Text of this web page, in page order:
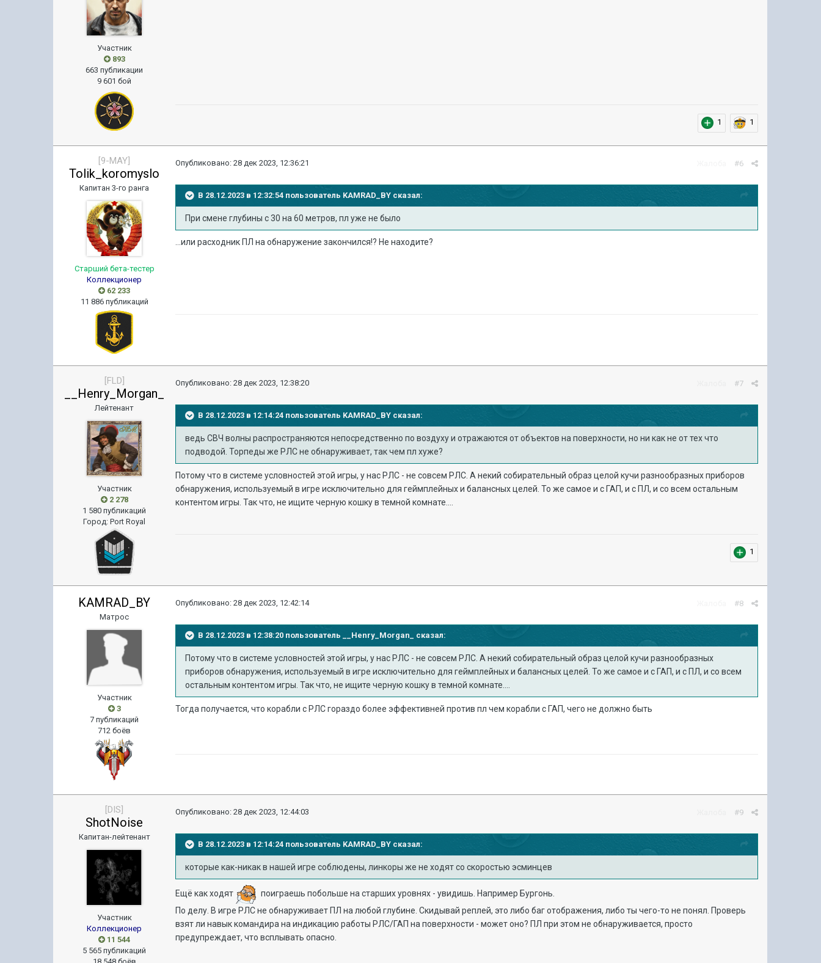
Участник
893
663 публикации
9 601 бой
1 1
[9-MAY]
Tolik_koromyslo
Капитан 3-го ранга
Старший бета-тестер
Коллекционер
62 233
11 886 публикаций
#6
Опубликовано:28 дек 2023, 12:36:21
В 28.12.2023 в 12:32:54 пользователь KAMRAD_BY сказал:
При смене глубины с 30 на 60 метров, пл уже не было
...или расходник ПЛ на обнаружение закончился!? Не находите?
[FLD]
__Henry_Morgan_
Лейтенант
Участник
2 278
1 580 публикаций
Город:Port Royal
#7
Опубликовано:28 дек 2023, 12:38:20
В 28.12.2023 в 12:14:24 пользователь KAMRAD_BY сказал:
ведь СВЧ волны распространяются непосредственно по воздуху и отражаются от объектов на поверхности, но ни как не от тех что
подводой. Торпеды же РЛС не обнаруживает, так чем пл хуже?
Потому что в системе условностей этой игры, у нас РЛС - не совсем РЛС. А некий собирательный образ целой кучи разнообразных приборов
обнаружения, используемый в игре исключительно для геймплейных и балансных целей. То же самое и с ГАП, и с ПЛ, и со всем остальным
контентом игры. Так что, не ищите черную кошку в темной комнате....
1
KAMRAD_BY
Матрос
Участник
3
7 публикаций
712 боёв
#8
Опубликовано:28 дек 2023, 12:42:14
В 28.12.2023 в 12:38:20 пользователь __Henry_Morgan_ сказал:
Потому что в системе условностей этой игры, у нас РЛС - не совсем РЛС. А некий собирательный образ целой кучи разнообразных
приборов обнаружения, используемый в игре исключительно для геймплейных и балансных целей. То же самое и с ГАП, и с ПЛ, и со всем
остальным контентом игры. Так что, не ищите черную кошку в темной комнате....
Тогда получается, что корабли с РЛС гораздо более эффективней против пл чем корабли с ГАП, чего не должно быть
[DIS]
ShotNoise
Капитан-лейтенант
Участник
Коллекционер
11 544
5 565 публикаций
#9
Опубликовано:28 дек 2023, 12:44:03
В 28.12.2023 в 12:14:24 пользователь KAMRAD_BY сказал:
которые как-никак в нашей игре соблюдены, линкоры же не ходят со скоростью эсминцев
Ещё как ходят
поиграешь побольше на старших уровнях - увидишь. Например Бургонь.
По делу. В игре РЛС не обнаруживает ПЛ на любой глубине. Скидывай реплей, это либо баг отображения, либо ты чего-то не понял. Проверь
взят ли навык командира на индикацию работы РЛС/ГАП на поверхности - может оно? ПЛ при этом не обнаруживается, просто
предупреждает, что всплывать опасно.